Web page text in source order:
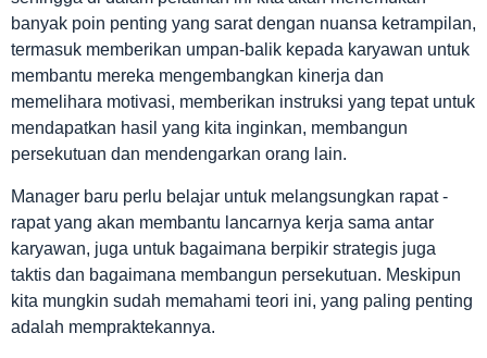
banyak poin penting yang sarat dengan nuansa ketrampilan,
termasuk memberikan umpan-balik kepada karyawan untuk
membantu mereka mengembangkan kinerja dan
memelihara motivasi, memberikan instruksi yang tepat untuk
mendapatkan hasil yang kita inginkan, membangun
persekutuan dan mendengarkan orang lain.
Manager baru perlu belajar untuk melangsungkan rapat -
rapat yang akan membantu lancarnya kerja sama antar
karyawan, juga untuk bagaimana berpikir strategis juga
taktis dan bagaimana membangun persekutuan. Meskipun
kita mungkin sudah memahami teori ini, yang paling penting
adalah mempraktekannya.